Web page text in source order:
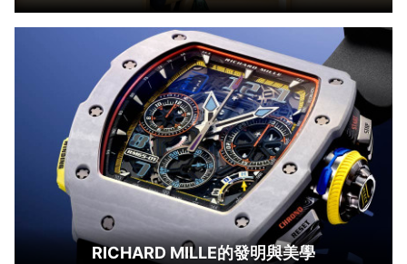
RICHARD MILLE的發明與美學